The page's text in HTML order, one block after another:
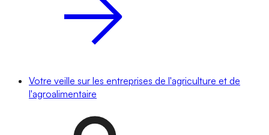
Votre veille sur les entreprises de l'agriculture et de
l'agroalimentaire